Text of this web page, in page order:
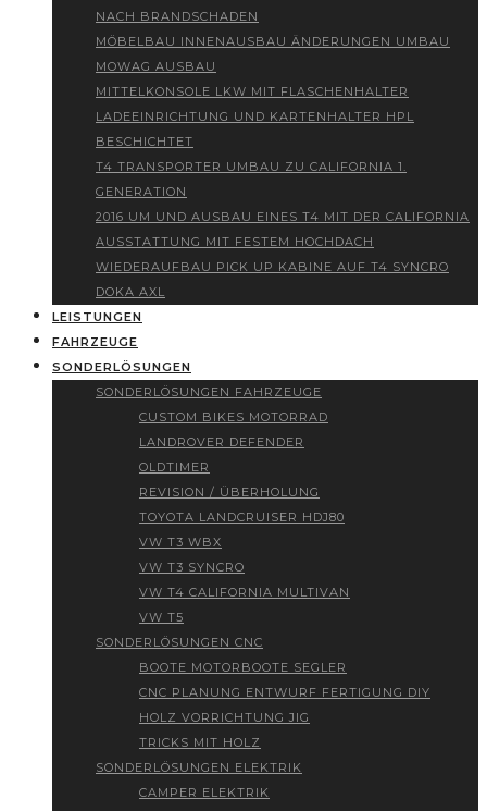
NACH BRANDSCHADEN
MÖBELBAU INNENAUSBAU ÄNDERUNGEN UMBAU
MOWAG AUSBAU
MITTELKONSOLE LKW MIT FLASCHENHALTER
LADEEINRICHTUNG UND KARTENHALTER HPL
BESCHICHTET
T4 TRANSPORTER UMBAU ZU CALIFORNIA 1.
GENERATION
2016 UM UND AUSBAU EINES T4 MIT DER CALIFORNIA
AUSSTATTUNG MIT FESTEM HOCHDACH
WIEDERAUFBAU PICK UP KABINE AUF T4 SYNCRO
DOKA AXL
LEISTUNGEN
FAHRZEUGE
SONDERLÖSUNGEN
SONDERLÖSUNGEN FAHRZEUGE
CUSTOM BIKES MOTORRAD
LANDROVER DEFENDER
OLDTIMER
REVISION / ÜBERHOLUNG
TOYOTA LANDCRUISER HDJ80
VW T3 WBX
VW T3 SYNCRO
VW T4 CALIFORNIA MULTIVAN
VW T5
SONDERLÖSUNGEN CNC
BOOTE MOTORBOOTE SEGLER
CNC PLANUNG ENTWURF FERTIGUNG DIY
HOLZ VORRICHTUNG JIG
TRICKS MIT HOLZ
SONDERLÖSUNGEN ELEKTRIK
CAMPER ELEKTRIK